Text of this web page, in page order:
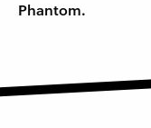
Phantom.